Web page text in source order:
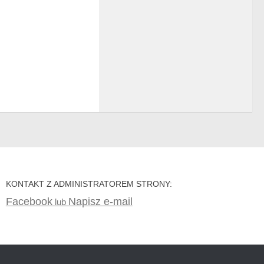
KONTAKT Z ADMINISTRATOREM STRONY:
Facebooklub Napisz e-mail